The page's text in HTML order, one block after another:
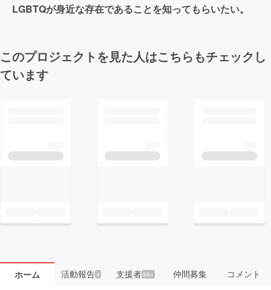
LGBTQが身近な存在であることを知ってもらいたい。
このプロジェクトを見た人はこちらもチェックし
ています
ホーム 活動報告4 支援者99+ 仲間募集 コメント